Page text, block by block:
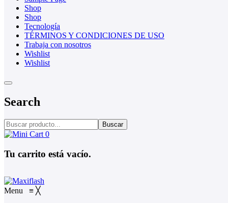
Shop
Shop
Tecnología
TÉRMINOS Y CONDICIONES DE USO
Trabaja con nosotros
Wishlist
Wishlist
Search
Buscar
0
Tu carrito está vacío.
Menu ≡ ╳